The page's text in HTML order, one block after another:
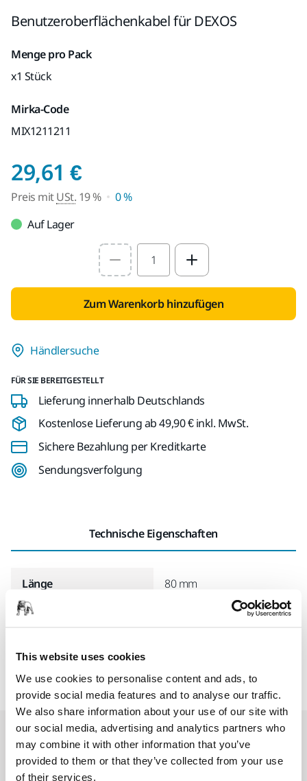
This website uses cookies
We use cookies to personalise content and ads, to
provide social media features and to analyse our traffic.
We also share information about your use of our site with
our social media, advertising and analytics partners who
may combine it with other information that you’ve
provided to them or that they’ve collected from your use
of their services.
Benutzeroberflächenkabel für DEXOS
Menge pro Pack
x1 Stück
Mirka-Code
MIX1211211
29,61 €Preis mit USt. 19 %
Preis mitUSt. 19 %
0 %
Auf Lager
Select quantity value
Zum Warenkorb hinzufügen
Händlersuche
FÜR SIE BEREITGESTELLT
Lieferung innerhalb Deutschlands
Kostenlose Lieferung ab 49,90 € inkl. MwSt.
Sichere Bezahlung per Kreditkarte
Sendungsverfolgung
Technische Eigenschaften
Länge 80 mm
Breite
Accessoires & Zubehör